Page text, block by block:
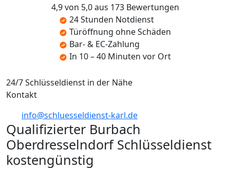
4,9 von 5,0 aus 173 Bewertungen
24 Stunden Notdienst
Türöffnung ohne Schäden
Bar- & EC-Zahlung
In 10 – 40 Minuten vor Ort
24/7 Schlüsseldienst in der Nähe
Kontakt
info@schluesseldienst-karl.de
Qualifizierter Burbach
Oberdresselndorf Schlüsseldienst
kostengünstig